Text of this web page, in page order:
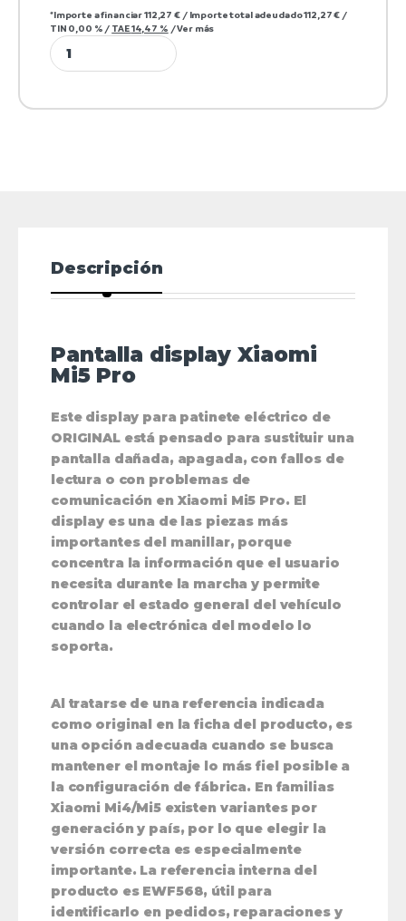
*Importe a financiar112,27 € / Importe total adeudado112,27 € /
TIN 0,00 % / TAE14,47 % /Ver más
Descripción
Pantalla display Xiaomi
Mi5 Pro
Este display para patinete eléctrico de
ORIGINAL está pensado para sustituir una
pantalla dañada, apagada, con fallos de
lectura o con problemas de
comunicación en Xiaomi Mi5 Pro. El
display es una de las piezas más
importantes del manillar, porque
concentra la información que el usuario
necesita durante la marcha y permite
controlar el estado general del vehículo
cuando la electrónica del modelo lo
soporta.
Al tratarse de una referencia indicada
como original en la ficha del producto, es
una opción adecuada cuando se busca
mantener el montaje lo más fiel posible a
la configuración de fábrica. En familias
Xiaomi Mi4/Mi5 existen variantes por
generación y país, por lo que elegir la
versión correcta es especialmente
importante. La referencia interna del
producto es EWF568, útil para
identificarlo en pedidos, reparaciones y